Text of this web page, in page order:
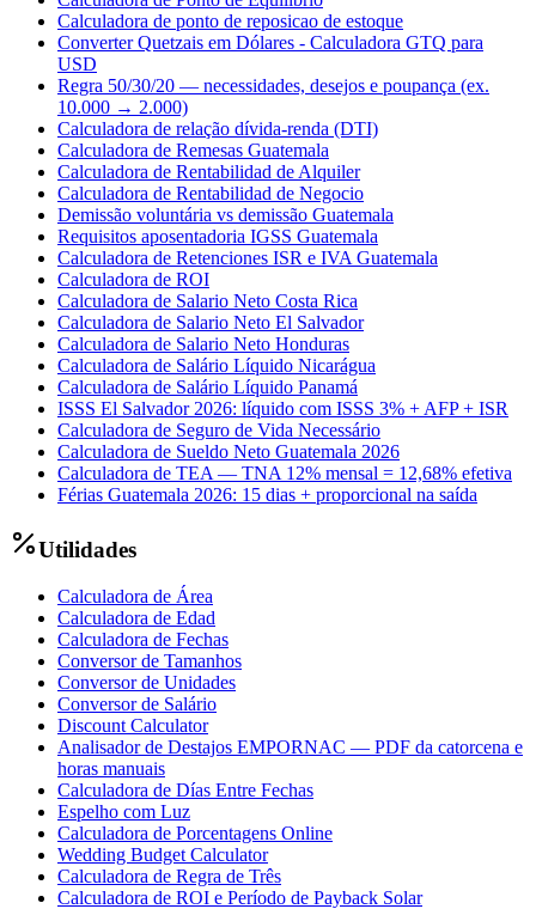
Calculadora de ponto de reposicao de estoque
Converter Quetzais em Dólares - Calculadora GTQ para
USD
Regra 50/30/20 — necessidades, desejos e poupança (ex.
10.000 → 2.000)
Calculadora de relação dívida-renda (DTI)
Calculadora de Remesas Guatemala
Calculadora de Rentabilidad de Alquiler
Calculadora de Rentabilidad de Negocio
Demissão voluntária vs demissão Guatemala
Requisitos aposentadoria IGSS Guatemala
Calculadora de Retenciones ISR e IVA Guatemala
Calculadora de ROI
Calculadora de Salario Neto Costa Rica
Calculadora de Salario Neto El Salvador
Calculadora de Salario Neto Honduras
Calculadora de Salário Líquido Nicarágua
Calculadora de Salário Líquido Panamá
ISSS El Salvador 2026: líquido com ISSS 3% + AFP + ISR
Calculadora de Seguro de Vida Necessário
Calculadora de Sueldo Neto Guatemala 2026
Calculadora de TEA — TNA 12% mensal = 12,68% efetiva
Férias Guatemala 2026: 15 dias + proporcional na saída
Utilidades
Calculadora de Área
Calculadora de Edad
Calculadora de Fechas
Conversor de Tamanhos
Conversor de Unidades
Conversor de Salário
Discount Calculator
Analisador de Destajos EMPORNAC — PDF da catorcena e
horas manuais
Calculadora de Días Entre Fechas
Espelho com Luz
Calculadora de Porcentagens Online
Wedding Budget Calculator
Calculadora de Regra de Três
Calculadora de ROI e Período de Payback Solar